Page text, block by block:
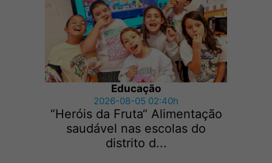
Educação
2026-08-05 02:40h
“Heróis da Fruta“ Alimentação
saudável nas escolas do
distrito d...